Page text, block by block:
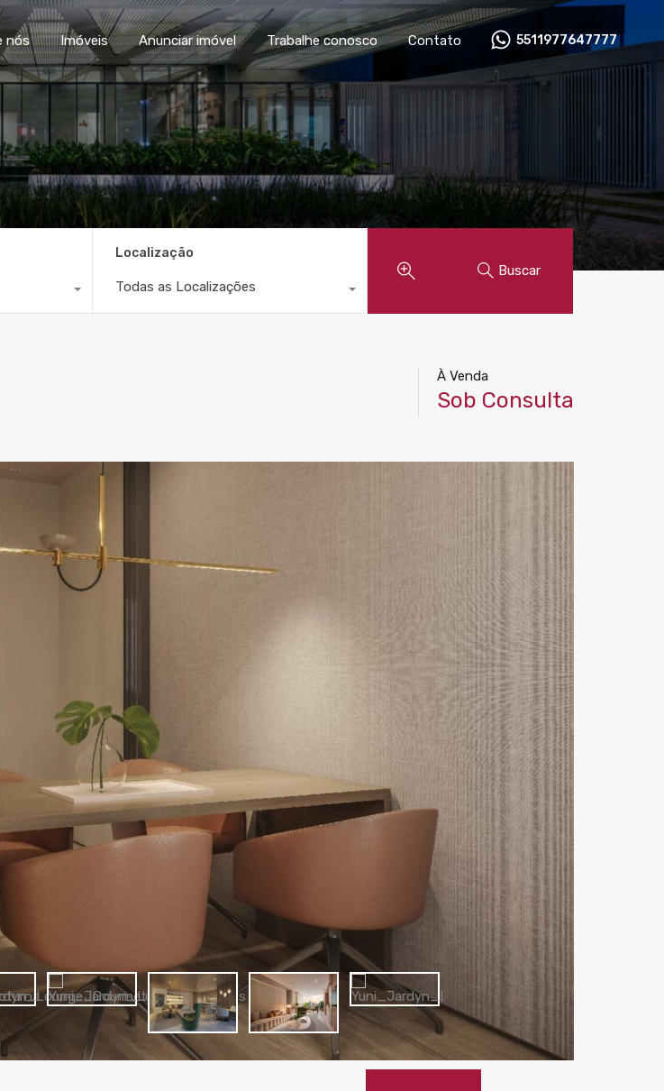
Home Sobre nós Imóveis Anunciar imóvel Trabalhe conosco Contato
nós Imóveis Anunciar imóvel Trabalhe conosco Contato 5511977647777
Localização
Todas as Localizações
Buscar
À Venda
Sob Consulta